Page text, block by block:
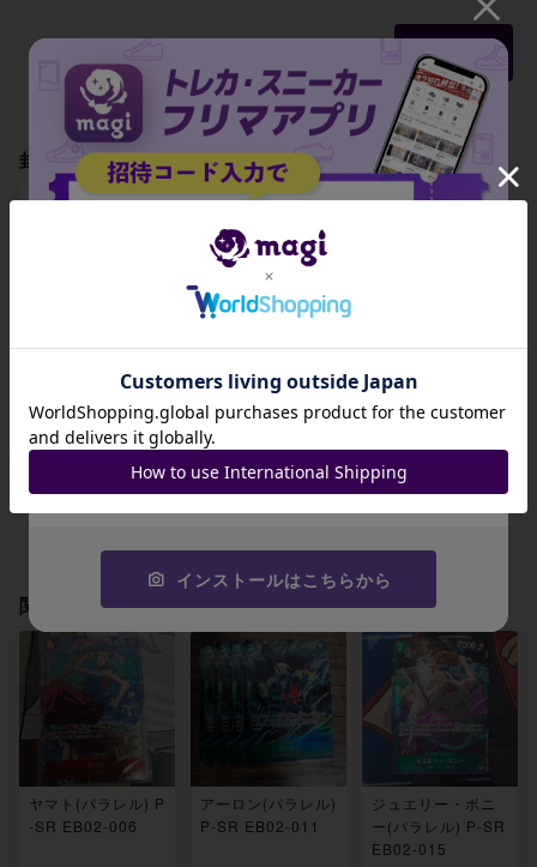
もっと見る
封入されているBOX・パック
ター Anime 25th c
ollection【EB-0
2】 未開封BOX
-
出品数 0
ター Anime 25th c
ollection【EB-0
2】 未開封パック
出品数 0
関連製品
ヤマト(パラレル) P
-SR EB02-006
アーロン(パラレル)
P-SR EB02-011
ジュエリー・ボニ
ー(パラレル) P-SR
EB02-015
招待コード
JA9XS8
コピーする
インストールはこちらから